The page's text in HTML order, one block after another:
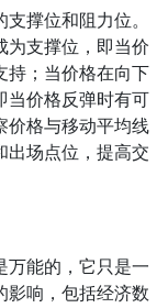
撑位和阻力位。
为支撑位，即当价
持；当价格在向下
当价格反弹时有可
价格与移动平均线
出场点位，提高交
万能的，它只是一
影响，包括经济数